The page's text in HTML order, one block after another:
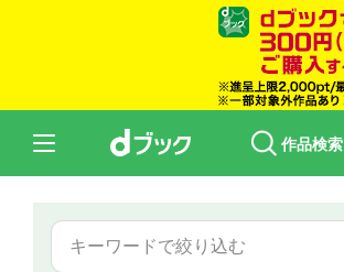
作品検索